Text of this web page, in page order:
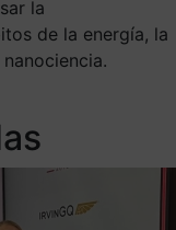
la
de la energía, la